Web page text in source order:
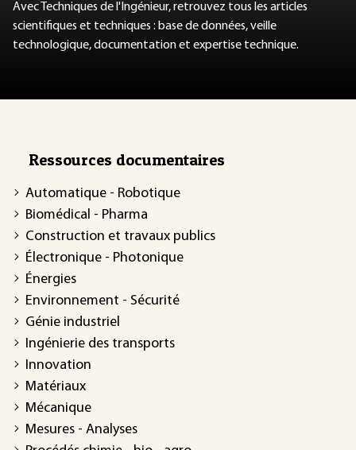
Avec Techniques de l'Ingénieur, retrouvez tous les articles
scientifiques et techniques : base de données, veille
technologique, documentation et expertise technique.
Ressources documentaires
Automatique - Robotique
Biomédical - Pharma
Construction et travaux publics
Électronique - Photonique
Énergies
Environnement - Sécurité
Génie industriel
Ingénierie des transports
Innovation
Matériaux
Mécanique
Mesures - Analyses